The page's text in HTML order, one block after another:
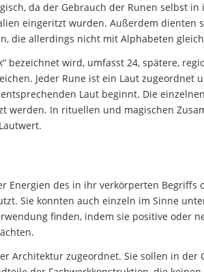
da der Gebrauch der Runen selbst
eingeritzt wurden. Außerdem dienten
die allerdings nicht mit Alphabeten
bezeichnet wird, umfasst 24, spätere,
Jeder Rune ist ein Laut zugeordnet
Laut beginnt. Die
werden. In rituellen und magischen
Energien des in ihr verkörperten Begriffs
Sie konnten auch einzeln im Sinne
finden, indem sie positive oder
Architektur zugeordnet. Sie sollen in der